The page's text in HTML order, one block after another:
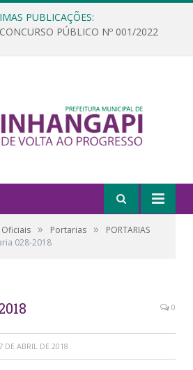
PUBLICAÇÕES:
PÚBLICO Nº 001/2022
» Portarias »
PORTARIAS
028-2018
0
DE ABRIL DE 2018